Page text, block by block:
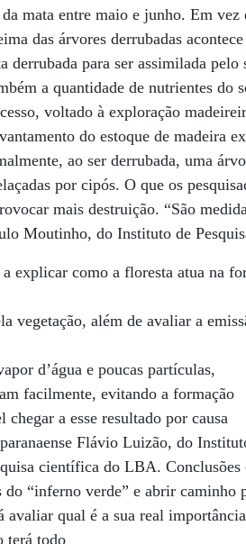
mata entre maio e junho. Em
das árvores derrubadas
derrubada para ser assimilada
a quantidade de nutrientes do
voltado à exploração
do estoque de madeira
ao ser derrubada, uma
por cipós. O que os
mais destruição. “São
Moutinho, do Instituto de
explicar como a floresta atua na
vegetação, além de avaliar a
d’água e poucas partículas,
facilmente, evitando a formação
a esse resultado por causa
Flávio Luizão, do
científica do LBA. Conclusões
do “inferno verde” e abrir caminho
avaliar qual é a sua real
terá todo